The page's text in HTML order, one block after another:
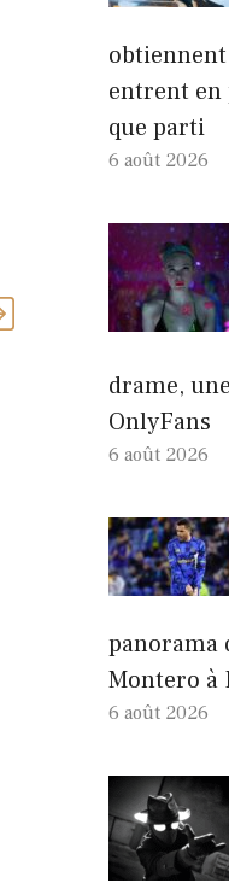
entrent
que parti
6 août 2026
drame,
OnlyFans
6 août 2026
panorama
Montero à
6 août 2026